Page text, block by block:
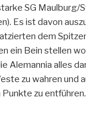
SG Maulburg/
Es ist davon
dem
ein Bein stellen
Alemannia alles
zu wahren und
zu entführen.